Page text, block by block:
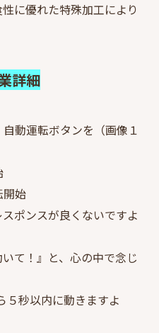
に優れた特殊加工により
詳細
動運転ボタンを（画像１
始
ポンスが良くないですよ
て！』と、心の中で念じ
５秒以内に動きますよ